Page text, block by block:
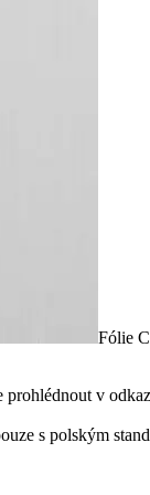
Fólie
v
s polským